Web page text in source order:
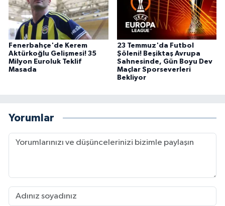
Fenerbahçe'de Kerem
Aktürkoğlu Gelişmesi! 35
Milyon Euroluk Teklif
Masada
23 Temmuz'da Futbol
Şöleni! Beşiktaş Avrupa
Sahnesinde, Gün Boyu Dev
Maçlar Sporseverleri
Bekliyor
Yorumlar